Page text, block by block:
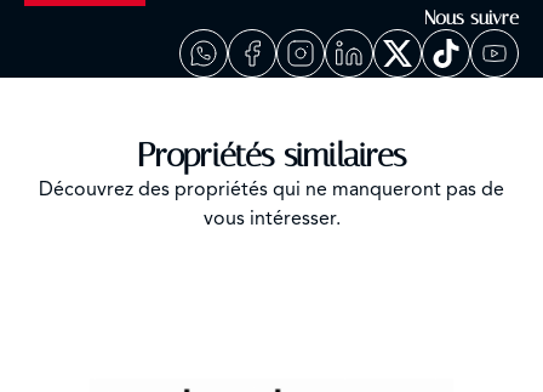
Nous suivre
Propriétés similaires
Découvrez des propriétés qui ne manqueront pas de
vous intéresser.